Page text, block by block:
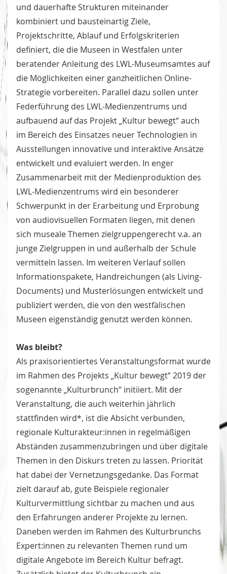
und dauerhafte Strukturen miteinander
kombiniert und bausteinartig Ziele,
Projektschritte, Ablauf und Erfolgskriterien
definiert, die die Museen in Westfalen unter
beratender Anleitung des LWL-Museumsamtes auf
die Möglichkeiten einer ganzheitlichen Online-
Strategie vorbereiten. Parallel dazu sollen unter
Federführung des LWL-Medienzentrums und
aufbauend auf das Projekt „Kultur bewegt“ auch
im Bereich des Einsatzes neuer Technologien in
Ausstellungen innovative und interaktive Ansätze
entwickelt und evaluiert werden. In enger
Zusammenarbeit mit der Medienproduktion des
LWL-Medienzentrums wird ein besonderer
Schwerpunkt in der Erarbeitung und Erprobung
von audiovisuellen Formaten liegen, mit denen
sich museale Themen zielgruppengerecht v.a. an
junge Zielgruppen in und außerhalb der Schule
vermitteln lassen. Im weiteren Verlauf sollen
Informationspakete, Handreichungen (als Living-
Documents) und Musterlösungen entwickelt und
publiziert werden, die von den westfälischen
Museen eigenständig genutzt werden können.
Was bleibt?
Als praxisorientiertes Veranstaltungsformat wurde
im Rahmen des Projekts „Kultur bewegt“ 2019 der
sogenannte „Kulturbrunch“ initiiert. Mit der
Veranstaltung, die auch weiterhin jährlich
stattfinden wird*, ist die Absicht verbunden,
regionale Kulturakteur:innen in regelmäßigen
Abständen zusammenzubringen und über digitale
Themen in den Diskurs treten zu lassen. Priorität
hat dabei der Vernetzungsgedanke. Das Format
zielt darauf ab, gute Beispiele regionaler
Kulturvermittlung sichtbar zu machen und aus
den Erfahrungen anderer Projekte zu lernen.
Daneben werden im Rahmen des Kulturbrunchs
Expert:innen zu relevanten Themen rund um
digitale Angebote im Bereich Kultur befragt.